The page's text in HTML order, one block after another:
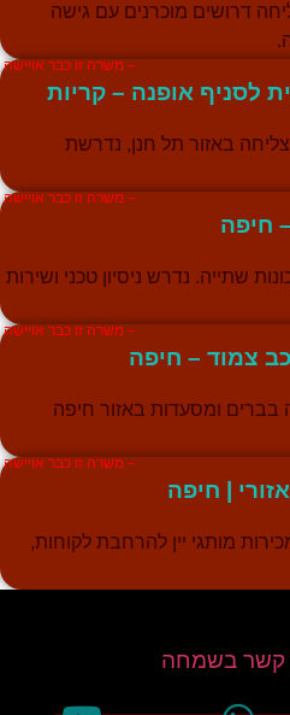
דרושים מוכרנים עם גישה
– משרה זו כבר אויישה
לסניף אופנה – קריות
באזור תל חנן, נדרשת
– משרה זו כבר אויישה
חיפה
שתייה. נדרש ניסיון טכני ושירות
– משרה זו כבר אויישה
צמוד – חיפה
בברים ומסעדות באזור חיפה
– משרה זו כבר אויישה
| חיפה
מותגי יין להרחבת לקוחות,
קשר בשמחה